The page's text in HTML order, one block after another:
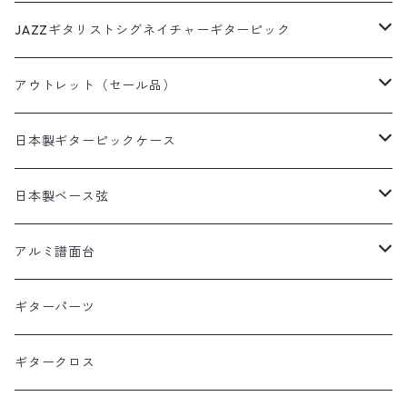
西陣織りシリーズ
ラインストーンシリーズ
プ）
抹茶ピック
フィンガーピック
犬柄ピック
猫柄ピック
ミュージシャンピック
田辺充邦シグネイチャーピック
岡安芳明シグネイチャーピック
DES-009(09-42)ピック付き
DES-309(09-42×3SET)
DES-309(09-42×3SETピック付き)
JAZZギタリストシグネイチャーギターピック
田辺充邦モデル
1.2mm×10枚パック
1.5mm×10枚パック
布川俊樹モデル
岡安芳明モデル
0.8mm×10枚パック
1.0mm×10枚パック
矢堀孝一モデル
Alan Kwanモデル
WT(ポリアセタール)1.5mm
アウトレット（セール品）
ギターストラップ
ギターペグ
日本製ギターピックケース
日本製缶ピックケース
犬缶ケース
猫缶ケース
日本製本革ピックケース
本革ピックケース黒
本革ピックケース茶
日本製本革ピックケース動物柄
日本製ベース弦
1SET入りベース弦
1SET入りベース弦
1SET入りベース弦ピックあり
2SET入りベース弦
2SET入りベース弦
アルミ譜面台
DMS-5000 BLACK
DMS-4000 SILVER
ギターパーツ
ギタークロス